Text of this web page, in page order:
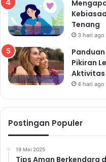
Tenang
3 hari ago
Pikiran
Aktivitas
4 hari ago
Postingan Populer
19 Mei 2025
Tips Aman Berkendara